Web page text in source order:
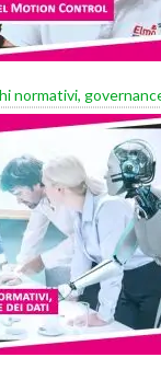
normativi,